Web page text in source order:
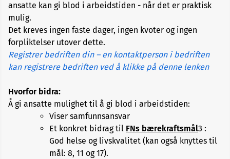
arbeidstid
Skap
fellesskap
og
engasjement
Vanlige
spørsmål
og
ansatte kan gi blod i arbeidstiden - når det er praktisk
mulig.
Det kreves ingen faste dager, ingen kvoter og ingen
forpliktelser utover dette.
Registrer bedriften din – en kontaktperson i bedriften
kan registrere bedriften ved å klikke på denne lenken
Hvorfor bidra:
Å gi ansatte mulighet til å gi blod i arbeidstiden:
Viser samfunnsansvar
Et konkret bidrag til FNs bærekraftsmål3 :
God helse og livskvalitet (kan også knyttes til
mål: 8, 11 og 17).